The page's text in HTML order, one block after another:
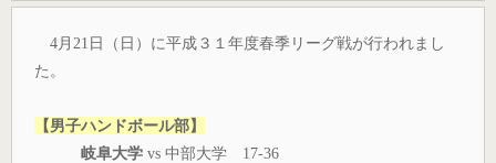
4月21日（日）に平成３１年度春季リーグ戦が行われまし
た。
【男子ハンドボール部】
岐阜大学 vs 中部大学 17-36